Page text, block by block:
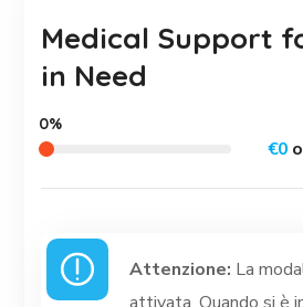
Medical Support
in Need
€0
0%
Attenzione: La